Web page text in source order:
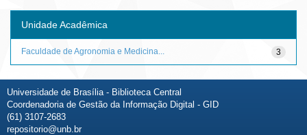
Unidade Acadêmica
3
Faculdade de Agronomia e Medicina...
Universidade de Brasília - Biblioteca Central
Coordenadoria de Gestão da Informação Digital - GID
(61) 3107-2683
repositorio@unb.br